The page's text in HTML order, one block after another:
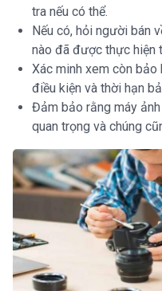
tra nếu có thể.
Nếu có, hỏi người bán
nào đã được thực hiện
Xác minh xem còn bảo
điều kiện và thời hạn
Đảm bảo rằng máy
quan trọng và chúng